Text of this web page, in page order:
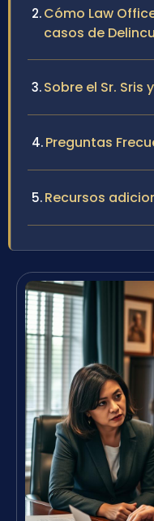
Cómo Law
casos de
Sobre el Sr. Sris
Preguntas
Recursos